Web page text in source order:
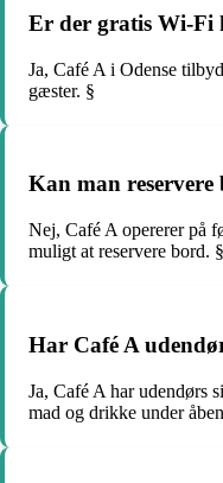
Er der gratis Wi-Fi
Ja, Café A i Odense
gæster. §
Kan man reservere
Nej, Café A opererer på
muligt at reservere bord. §
Har Café A
Ja, Café A har udendørs
mad og drikke under